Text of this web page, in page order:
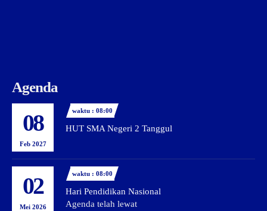
Agenda
08
Feb 2027
waktu : 08:00
HUT SMA Negeri 2 Tanggul
02
Mei 2026
waktu : 08:00
Hari Pendidikan Nasional
Agenda telah lewat